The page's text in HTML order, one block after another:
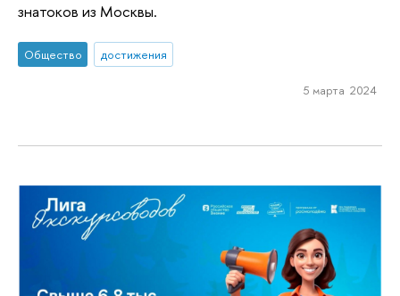
знатоков из Москвы.
Общество достижения
5 марта 2024